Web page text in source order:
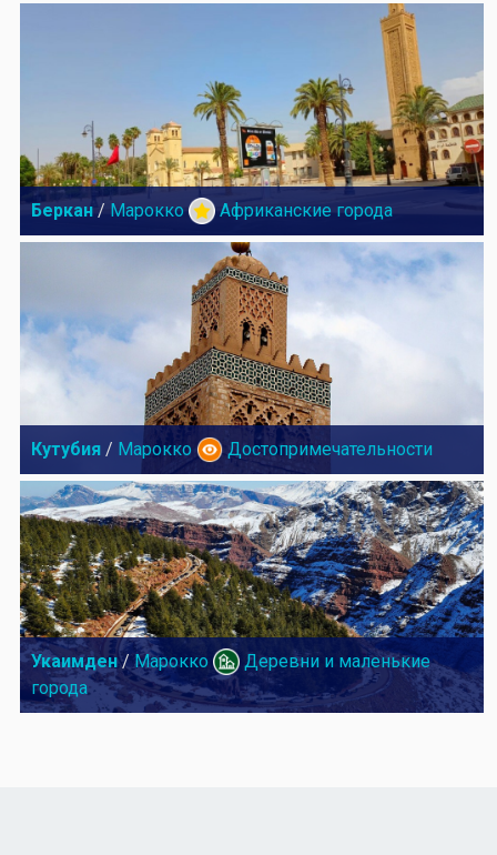
Беркан / Марокко Африканские города
Кутубия / Марокко Достопримечательности
Укаимден/ Марокко
Деревни и маленькие
города